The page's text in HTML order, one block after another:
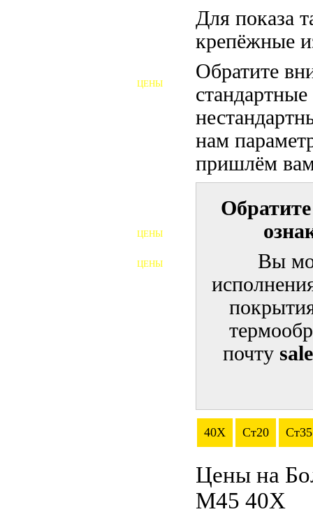
Для показа
крепёжные
Обратите
нам
пришлём
Вы
почту
40Х Ст20 Ст35
Цены на
М45 40Х
ЦЕНЫ
ЦЕНЫ
ЦЕНЫ